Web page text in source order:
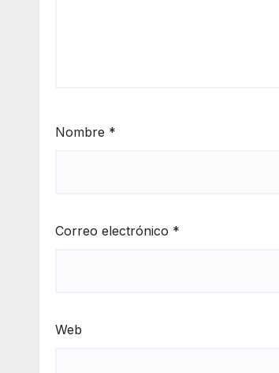
Nombre *
Correo electrónico *
Web